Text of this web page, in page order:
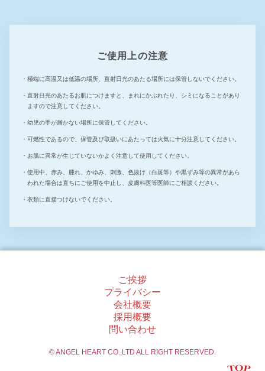
ご使用上の注意
極端に高温又は低温の場所、直射日光のあたる場所には保管しないでください。
直射日光のあたるお肌につけますと、まれにかぶれたり、シミになることがあり
ますので注意してください。
幼児の手が届かない場所に保管してください。
可燃性であるので、保管及び取扱いにあたっては火気に十分注意してください。
お肌に異常が生じていないかよく注意して使用してください。
使用中、赤み、腫れ、かゆみ、刺激、色抜け（白斑等）や黒ずみ等の異常があら
われた場合は直ちにご使用を中止し、皮膚科医等医師にご相談ください。
衣類に直接つけないでください。
ご挨拶
プライバシー
会社概要
採用概要
問い合わせ
© ANGEL HEART CO.,LTD ALL RIGHT RESERVED.